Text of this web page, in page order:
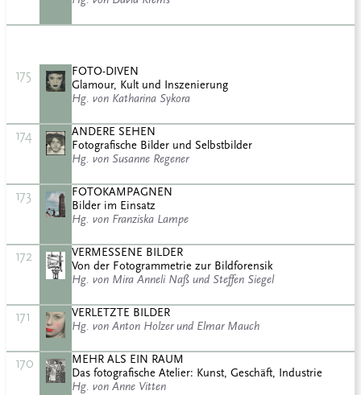
175
FOTO-DIVEN
Glamour, Kult und Inszenierung
Hg. von Katharina Sykora
174
ANDERE SEHEN
Fotografische Bilder und Selbstbilder
Hg. von Susanne Regener
173
FOTOKAMPAGNEN
Bilder im Einsatz
Hg. von Franziska Lampe
172
VERMESSENE BILDER
Von der Fotogrammetrie zur Bildforensik
Hg. von Mira Anneli Naß und Steffen Siegel
171
VERLETZTE BILDER
Hg. von Anton Holzer und Elmar Mauch
170
MEHR ALS EIN RAUM
Das fotografische Atelier: Kunst, Geschäft, Industrie
Hg. von Anne Vitten